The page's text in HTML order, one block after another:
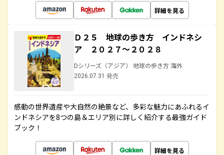
詳細を見る
Ｄ２５ 地球の歩き方 インドネシ
ア ２０２７～２０２８
Dシリーズ（アジア） 地球の歩き方 海外
2026.07.31 発売
感動の世界遺産や大自然の絶景など、多彩な魅力にあふれるイ
ンドネシアを8つの島＆エリア別に詳しく紹介する最強ガイド
ブック！
詳細を見る